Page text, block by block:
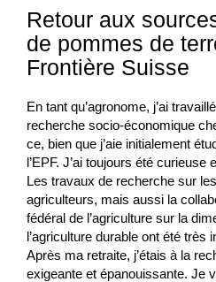
Retour aux
de pommes de
Frontière Suisse
En tant qu’agronome, j’ai
recherche socio-économique
ce, bien que j’aie initialement
l’EPF. J’ai toujours été curieuse
Les travaux de recherche sur
agriculteurs, mais aussi la
fédéral de l’agriculture sur la
l’agriculture durable ont été très
Après ma retraite, j’étais à la
exigeante et épanouissante. Je